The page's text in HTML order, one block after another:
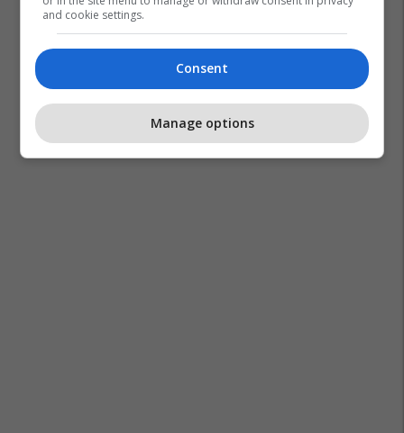
and cookie settings.
Consent
Manage options